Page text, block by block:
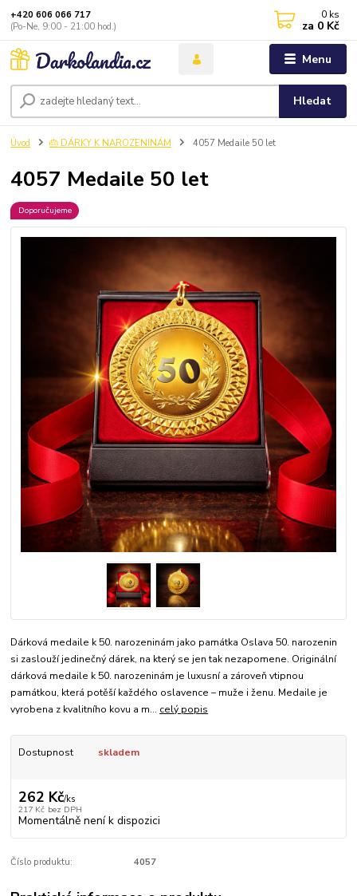
Menu
Hledat
+420 606 066 717
(Po-Ne, 9:00 - 21:00 hod.)
0 ks
za 0 Kč
Úvod 🎂 DÁRKY K NAROZENINÁM 4057 Medaile 50 let
4057 Medaile 50 let
Doporučujeme
Dárková medaile k 50. narozeninám jako památka Oslava 50. narozenin
si zaslouží jedinečný dárek, na který se jen tak nezapomene. Originální
dárková medaile k 50. narozeninám je luxusní a zároveň vtipnou
památkou, která potěší každého oslavence – muže i ženu. Medaile je
vyrobena z kvalitního kovu a m... celý popis
Dostupnost skladem
262 Kč/ks
217 Kč bez DPH
Momentálně není k dispozici
Číslo produktu: 4057